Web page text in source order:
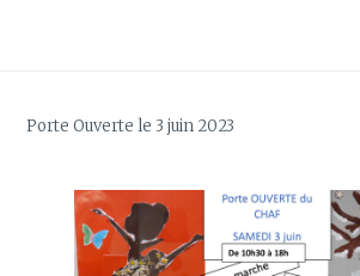
Porte Ouverte le 3 juin 2023